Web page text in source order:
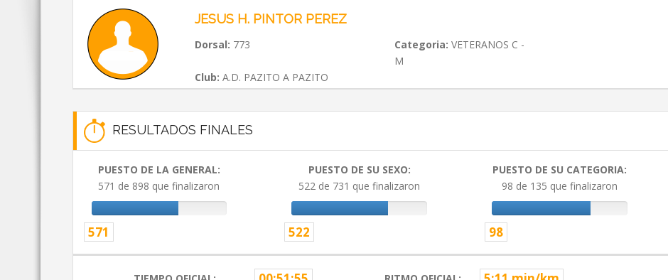
JESUS H. PINTOR PEREZ
Dorsal: 773 Categoria: VETERANOS C -
M
Club: A.D. PAZITO A PAZITO
RESULTADOS FINALES
PUESTO DE LA GENERAL:
571 de 898 que finalizaron
571
PUESTO DE SU SEXO:
522 de 731 que finalizaron
522
PUESTO DE SU CATEGORIA:
98 de 135 que finalizaron
98